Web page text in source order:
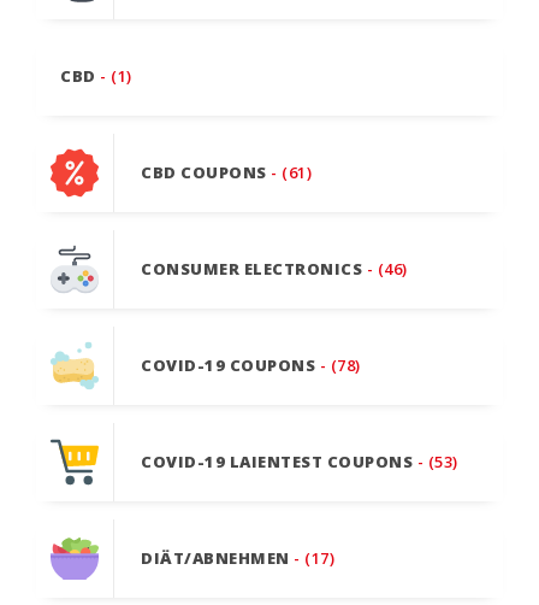
CBD - (1)
CBD COUPONS - (61)
CONSUMER ELECTRONICS - (46)
COVID-19 COUPONS - (78)
COVID-19 LAIENTEST COUPONS - (53)
DIÄT/ABNEHMEN - (17)